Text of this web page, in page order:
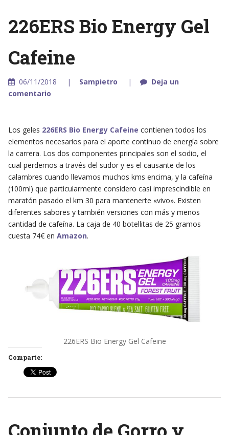
226ERS Bio Energy Gel
Cafeine
06/11/2018 Sampietro
Deja un
comentario
Los geles 226ERS Bio Energy Cafeine contienen todos los
elementos necesarios para el aporte continuo de energía sobre
la carrera. Los dos componentes principales son el sodio, el
cual perdemos a través del sudor y es el causante de los
calambres cuando llevamos muchos kms encima, y la cafeína
(100ml) que particularmente considero casi imprescindible en
maratón pasado el km 30 para mantenerte «vivo». Existen
diferentes sabores y también versiones con más y menos
cantidad de cafeína. La caja de 40 botellitas de 25 gramos
cuesta 74€ en Amazon.
226ERS Bio Energy Gel Cafeine
Comparte: